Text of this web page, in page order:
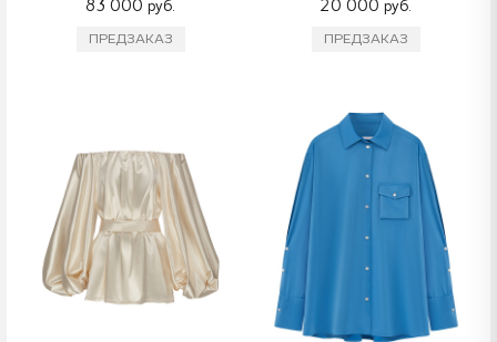
83 000 руб.
ПРЕДЗАКАЗ
20 000 руб.
ПРЕДЗАКАЗ